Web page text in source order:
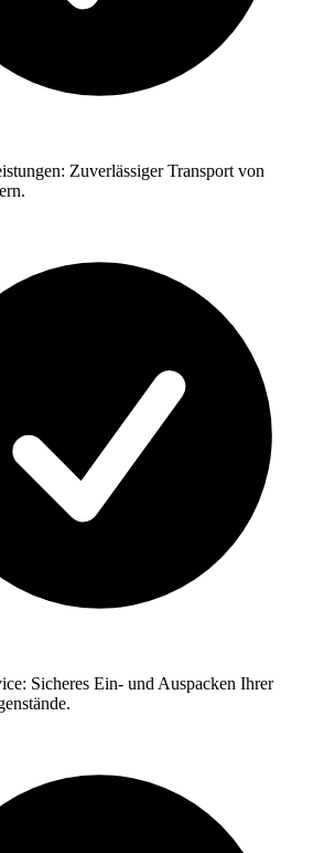
Zuverlässiger Transport von
Sicheres Ein- und Auspacken Ihrer